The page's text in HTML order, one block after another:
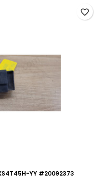
YY #20092373
favorite_border